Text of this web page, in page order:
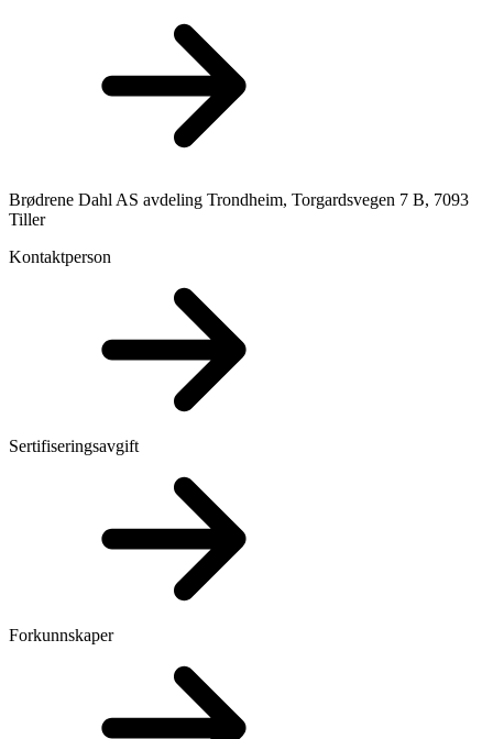
Brødrene Dahl AS avdeling Trondheim, Torgardsvegen 7 B, 7093
Tiller
Kontaktperson
Sertifiseringsavgift
Forkunnskaper